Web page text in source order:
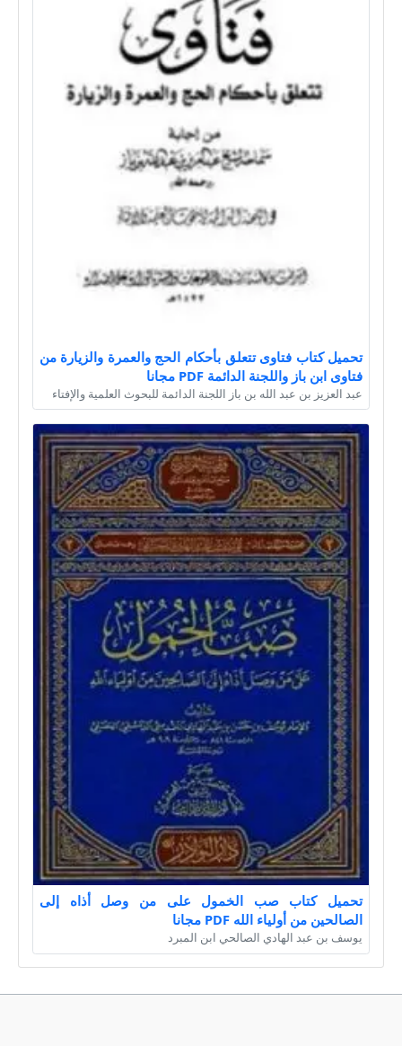
تحميل كتاب فتاوى تتعلق بأحكام الحج والعمرة والزيارة من
فتاوى ابن باز واللجنة الدائمة PDF مجانا
عبد العزيز بن عبد الله بن باز اللجنة الدائمة للبحوث العلمية والإفتاء
تحميل كتاب صب الخمول على من وصل أذاه إلى
الصالحين من أولياء الله PDF مجانا
يوسف بن عبد الهادي الصالحي ابن المبرد